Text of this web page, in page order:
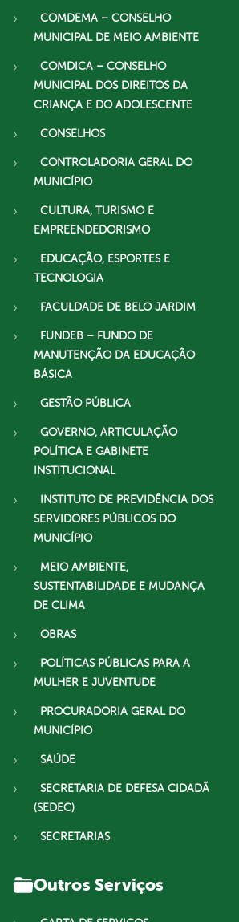
COMDEMA – CONSELHO
MUNICIPAL DE MEIO AMBIENTE
COMDICA – CONSELHO
MUNICIPAL DOS DIREITOS DA
CRIANÇA E DO ADOLESCENTE
CONSELHOS
CONTROLADORIA GERAL DO
MUNICÍPIO
CULTURA, TURISMO E
EMPREENDEDORISMO
EDUCAÇÃO, ESPORTES E
TECNOLOGIA
FACULDADE DE BELO JARDIM
FUNDEB – FUNDO DE
MANUTENÇÃO DA EDUCAÇÃO
BÁSICA
GESTÃO PÚBLICA
GOVERNO, ARTICULAÇÃO
POLÍTICA E GABINETE
INSTITUCIONAL
INSTITUTO DE PREVIDÊNCIA DOS
SERVIDORES PÚBLICOS DO
MUNICÍPIO
MEIO AMBIENTE,
SUSTENTABILIDADE E MUDANÇA
DE CLIMA
OBRAS
POLÍTICAS PÚBLICAS PARA A
MULHER E JUVENTUDE
PROCURADORIA GERAL DO
MUNICÍPIO
SAÚDE
SECRETARIA DE DEFESA CIDADÃ
(SEDEC)
SECRETARIAS
Outros Serviços